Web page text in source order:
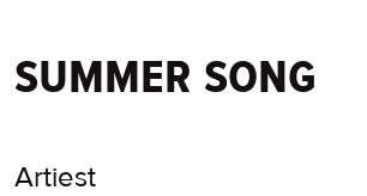
summer song
Artiest